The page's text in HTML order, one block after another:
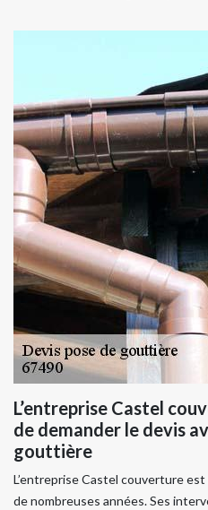
L’entreprise Castel
de demander le devis
gouttière
L’entreprise Castel couverture
de nombreuses années. Ses